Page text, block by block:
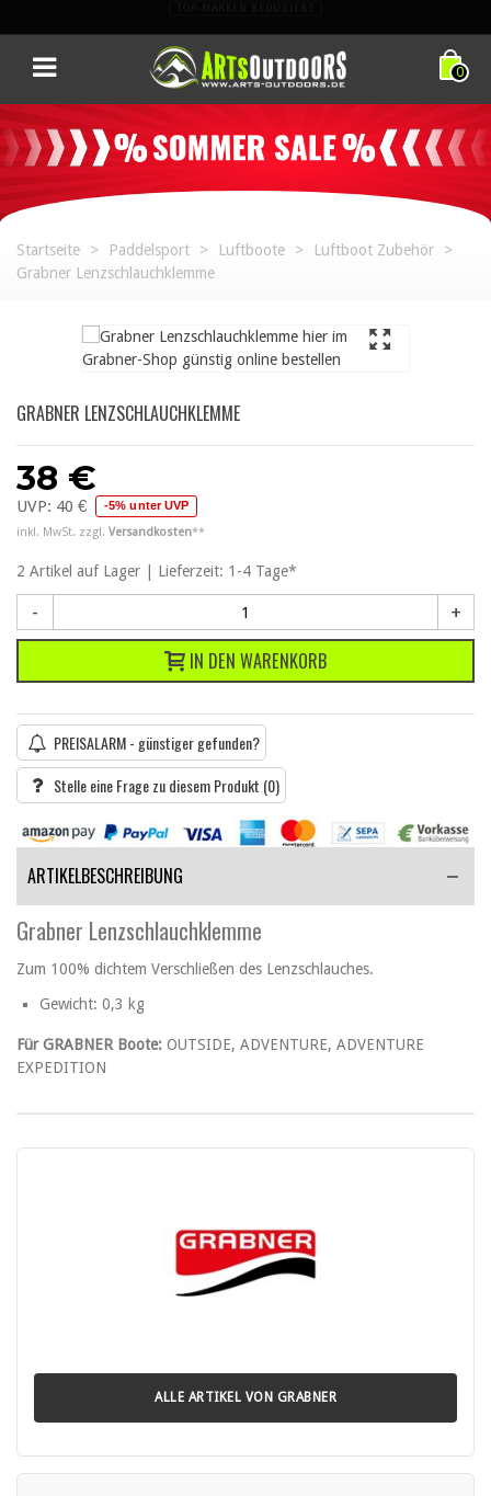
0
Startseite > Paddelsport > Luftboote > Luftboot Zubehör
>
Grabner Lenzschlauchklemme
GRABNER LENZSCHLAUCHKLEMME
38 €
UVP: 40 € -5% unter UVP
inkl. MwSt. zzgl. Versandkosten**
2 Artikel auf Lager | Lieferzeit: 1-4 Tage*
- +
IN DEN WARENKORB
PREISALARM - günstiger gefunden?
Stelle eine Frage zu diesem Produkt (0)
ARTIKELBESCHREIBUNG
Grabner Lenzschlauchklemme
Zum 100% dichtem Verschließen des Lenzschlauches.
Gewicht: 0,3 kg
Für GRABNER Boote: OUTSIDE, ADVENTURE, ADVENTURE
EXPEDITION
ALLE ARTIKEL VON GRABNER